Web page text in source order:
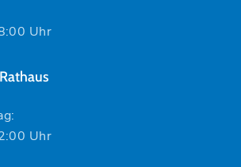
Uhr
Uhr